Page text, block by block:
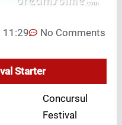
11:29 No Comments
Starter
Concursul
Festival